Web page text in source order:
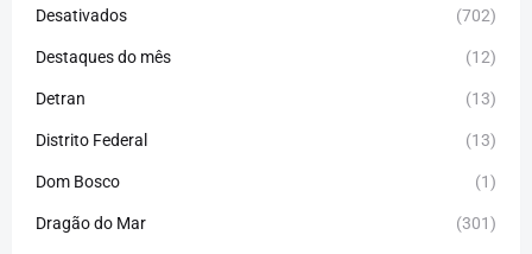
Desativados (702)
Destaques do mês (12)
Detran (13)
Distrito Federal (13)
Dom Bosco (1)
Dragão do Mar (301)